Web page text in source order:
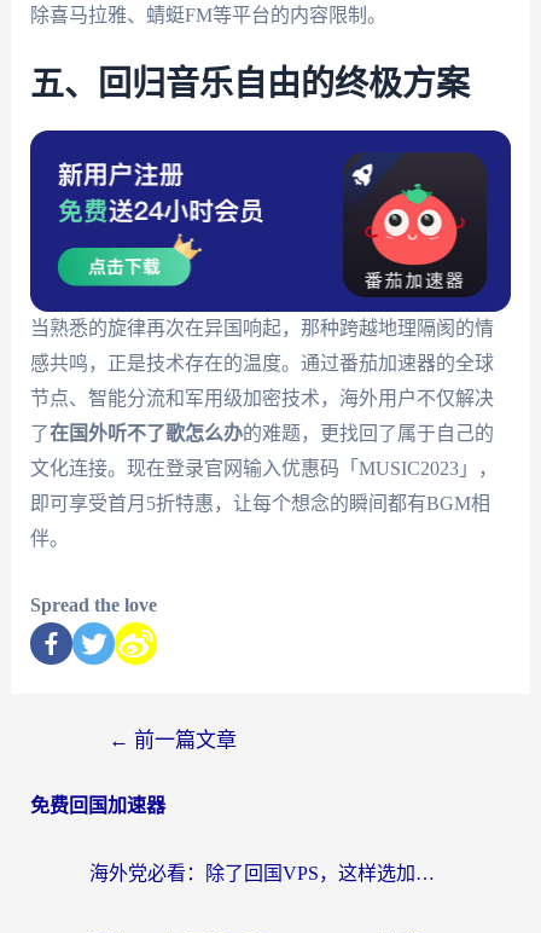
除喜马拉雅、蜻蜓FM等平台的内容限制。
五、回归音乐自由的终极方案
当熟悉的旋律再次在异国响起，那种跨越地理隔阂的情
感共鸣，正是技术存在的温度。通过番茄加速器的全球
节点、智能分流和军用级加密技术，海外用户不仅解决
了在国外听不了歌怎么办的难题，更找回了属于自己的
文化连接。现在登录官网输入优惠码「MUSIC2023」，
即可享受首月5折特惠，让每个想念的瞬间都有BGM相
伴。
Spread the love
← 前一篇文章
免费回国加速器
海外党必看：除了回国VPS，这样选加速器也能无缝刷国内资源？